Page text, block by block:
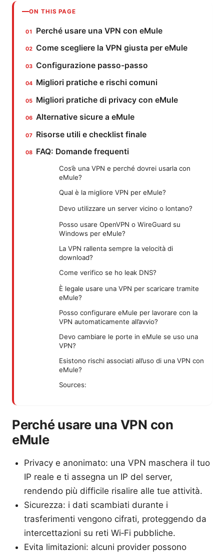
ON THIS PAGE
Perché usare una VPN con eMule
Come scegliere la VPN giusta per eMule
Configurazione passo-passo
Migliori pratiche e rischi comuni
Migliori pratiche di privacy con eMule
Alternative sicure a eMule
Risorse utili e checklist finale
FAQ: Domande frequenti
Cos’è una VPN e perché dovrei usarla con
eMule?
Qual è la migliore VPN per eMule?
Devo utilizzare un server vicino o lontano?
Posso usare OpenVPN o WireGuard su
Windows per eMule?
La VPN rallenta sempre la velocità di
download?
Come verifico se ho leak DNS?
È legale usare una VPN per scaricare tramite
eMule?
Posso configurare eMule per lavorare con la
VPN automaticamente all’avvio?
Devo cambiare le porte in eMule se uso una
VPN?
Esistono rischi associati all’uso di una VPN con
eMule?
Sources:
Perché usare una VPN con
eMule
Privacy e anonimato: una VPN maschera il tuo
IP reale e ti assegna un IP del server,
rendendo più difficile risalire alle tue attività.
Sicurezza: i dati scambiati durante i
trasferimenti vengono cifrati, proteggendo da
intercettazioni su reti Wi‑Fi pubbliche.
Evita limitazioni: alcuni provider possono